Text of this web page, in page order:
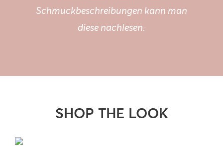
Schmuckbeschreibungen kann man
diese nachlesen.
SHOP THE LOOK